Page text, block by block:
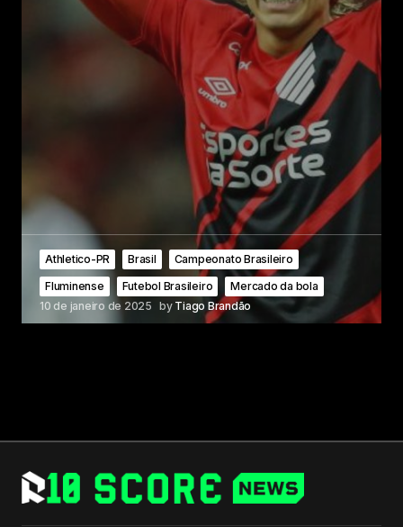
Athletico-PR Brasil
Campeonato Brasileiro
Fluminense
Futebol Brasileiro
Mercado da bola
10 de janeiro de 2025 by Tiago Brandão